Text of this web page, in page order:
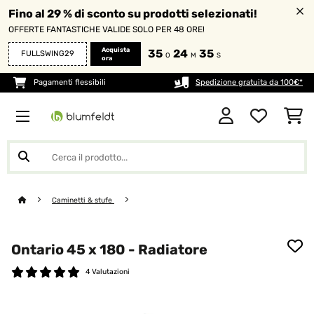
Fino al 29 % di sconto su prodotti selezionati!
OFFERTE FANTASTICHE VALIDE SOLO PER 48 ORE!
FULLSWING29
Acquista
ora
35 O 24 M 34 S
Pagamenti flessibili Spedizione gratuita da 100€*
Caminetti & stufe
Ontario 45 x 180 - Radiatore
4 Valutazioni